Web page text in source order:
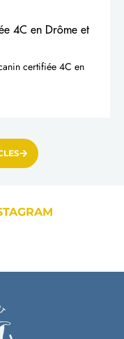
4C en Drôme et
certifiée 4C en